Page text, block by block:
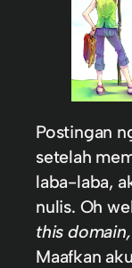
Postingan
setelah
laba-laba,
nulis. Oh
this
Maafkan